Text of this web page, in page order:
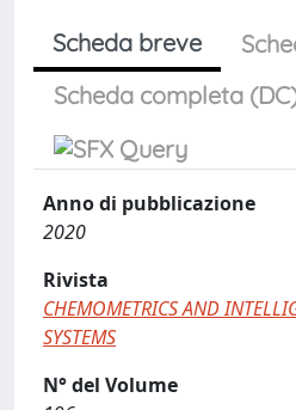
Scheda breve
Scheda completa
Anno di pubblicazione
2020
Rivista
CHEMOMETRICS AND
SYSTEMS
N° del Volume